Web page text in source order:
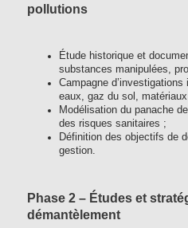
pollutions
Étude historique et
substances manipulées,
Campagne
eaux, gaz du sol,
Modélisation du panache
des risques sanitaires ;
Définition des objectifs de
gestion.
Phase 2 – Études et
démantèlement